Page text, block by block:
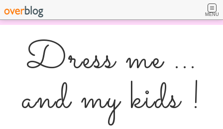
MENU
Dress me ...
and my kids !